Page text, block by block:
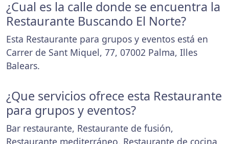
¿Cual es la calle donde se encuentra la
Restaurante Buscando El Norte?
Esta Restaurante para grupos y eventos está en
Carrer de Sant Miquel, 77, 07002 Palma, Illes
Balears.
¿Que servicios ofrece esta Restaurante
para grupos y eventos?
Bar restaurante, Restaurante de fusión,
Restaurante mediterráneo, Restaurante de cocina